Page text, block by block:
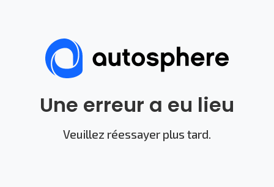
Une erreur a eu lieu
Veuillez réessayer plus tard.